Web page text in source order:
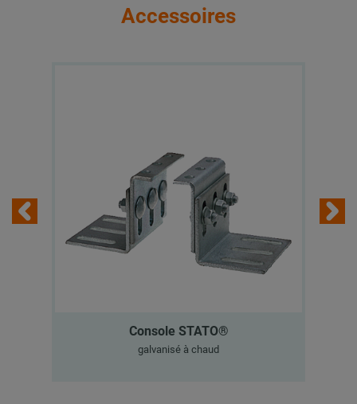
Accessoires
Console STATO®
galvanisé à chaud